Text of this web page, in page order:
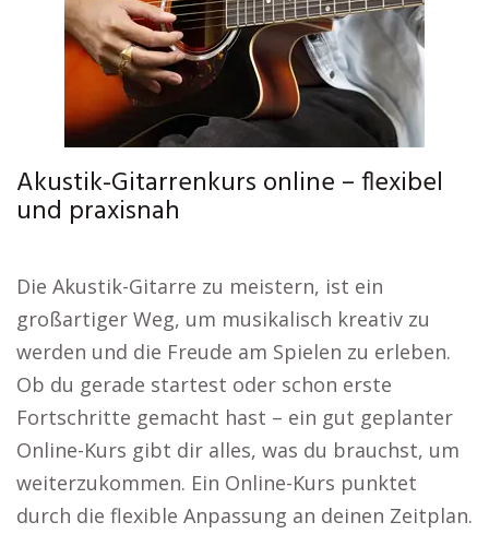
Akustik-Gitarrenkurs online – flexibel
und praxisnah
Die Akustik-Gitarre zu meistern, ist ein
großartiger Weg, um musikalisch kreativ zu
werden und die Freude am Spielen zu erleben.
Ob du gerade startest oder schon erste
Fortschritte gemacht hast – ein gut geplanter
Online-Kurs gibt dir alles, was du brauchst, um
weiterzukommen. Ein Online-Kurs punktet
durch die flexible Anpassung an deinen Zeitplan.